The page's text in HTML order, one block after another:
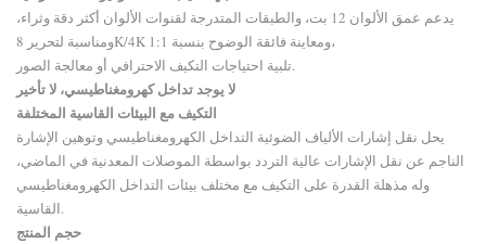
يدعم عمق الألوان 12 بت، والطبقات المتدرجة لقنوات الألوان أكثر دقة وثراء،
ومناسبة لتحرير 8K/4K ومعاينة فائقة الوضوح بنسبة 1:1،
تلبية احتياجات التكيف الاحترافي أو معالجة الصور.
لا يوجد تداخل كهرومغناطيسي، لا تأخير
التكيف مع البيئات القاسية المختلفة
يحل نقل إشارات الألياف الضوئية التداخل الكهرومغناطيسي وتوهين الإشارة
الناجم عن نقل الإشارات عالية التردد بواسطة الموصلات المعدنية في الماضي،
وله مذهلة القدرة على التكيف مع مختلف بيئات التداخل الكهرومغناطيسي
القاسية.
حجم المنتج